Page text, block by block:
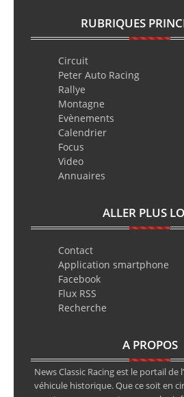
RUBRIQUES
Circuit
Peter Auto Racing
Rallye
Montagne
Evènements
Calendrier
Focus
Video
Annuaires
ALLER PLUS
Contact
Application smartphone
Facebook
Flux RSS
Recherche
A PROPOS
News Classic Racing est le portail de
véhicule historique. Que ce soit en